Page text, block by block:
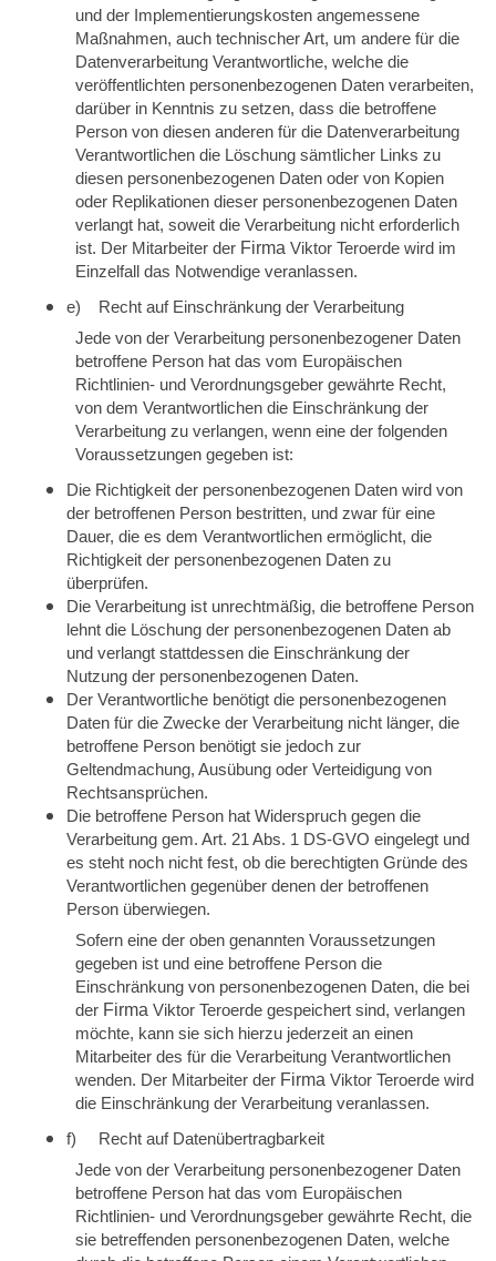
und der Implementierungskosten angemessene
Maßnahmen, auch technischer Art, um andere für die
Datenverarbeitung Verantwortliche, welche die
veröffentlichten personenbezogenen Daten verarbeiten,
darüber in Kenntnis zu setzen, dass die betroffene
Person von diesen anderen für die Datenverarbeitung
Verantwortlichen die Löschung sämtlicher Links zu
diesen personenbezogenen Daten oder von Kopien
oder Replikationen dieser personenbezogenen Daten
verlangt hat, soweit die Verarbeitung nicht erforderlich
ist. Der Mitarbeiter der Firma Viktor Teroerde wird im
Einzelfall das Notwendige veranlassen.
e) Recht auf Einschränkung der Verarbeitung
Jede von der Verarbeitung personenbezogener Daten
betroffene Person hat das vom Europäischen
Richtlinien- und Verordnungsgeber gewährte Recht,
von dem Verantwortlichen die Einschränkung der
Verarbeitung zu verlangen, wenn eine der folgenden
Voraussetzungen gegeben ist:
Die Richtigkeit der personenbezogenen Daten wird von
der betroffenen Person bestritten, und zwar für eine
Dauer, die es dem Verantwortlichen ermöglicht, die
Richtigkeit der personenbezogenen Daten zu
überprüfen.
Die Verarbeitung ist unrechtmäßig, die betroffene Person
lehnt die Löschung der personenbezogenen Daten ab
und verlangt stattdessen die Einschränkung der
Nutzung der personenbezogenen Daten.
Der Verantwortliche benötigt die personenbezogenen
Daten für die Zwecke der Verarbeitung nicht länger, die
betroffene Person benötigt sie jedoch zur
Geltendmachung, Ausübung oder Verteidigung von
Rechtsansprüchen.
Die betroffene Person hat Widerspruch gegen die
Verarbeitung gem. Art. 21 Abs. 1 DS-GVO eingelegt und
es steht noch nicht fest, ob die berechtigten Gründe des
Verantwortlichen gegenüber denen der betroffenen
Person überwiegen.
Sofern eine der oben genannten Voraussetzungen
gegeben ist und eine betroffene Person die
Einschränkung von personenbezogenen Daten, die bei
der Firma Viktor Teroerde gespeichert sind, verlangen
möchte, kann sie sich hierzu jederzeit an einen
Mitarbeiter des für die Verarbeitung Verantwortlichen
wenden. Der Mitarbeiter der Firma Viktor Teroerde wird
die Einschränkung der Verarbeitung veranlassen.
f) Recht auf Datenübertragbarkeit
Jede von der Verarbeitung personenbezogener Daten
betroffene Person hat das vom Europäischen
Richtlinien- und Verordnungsgeber gewährte Recht, die
sie betreffenden personenbezogenen Daten, welche